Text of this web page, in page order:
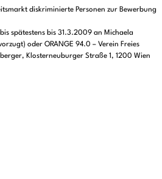
diskriminierte Personen zur Bewerbung
spätestens bis 31.3.2009 an Michaela
oder ORANGE 94.0 – Verein Freies
Klosterneuburger Straße 1, 1200 Wien